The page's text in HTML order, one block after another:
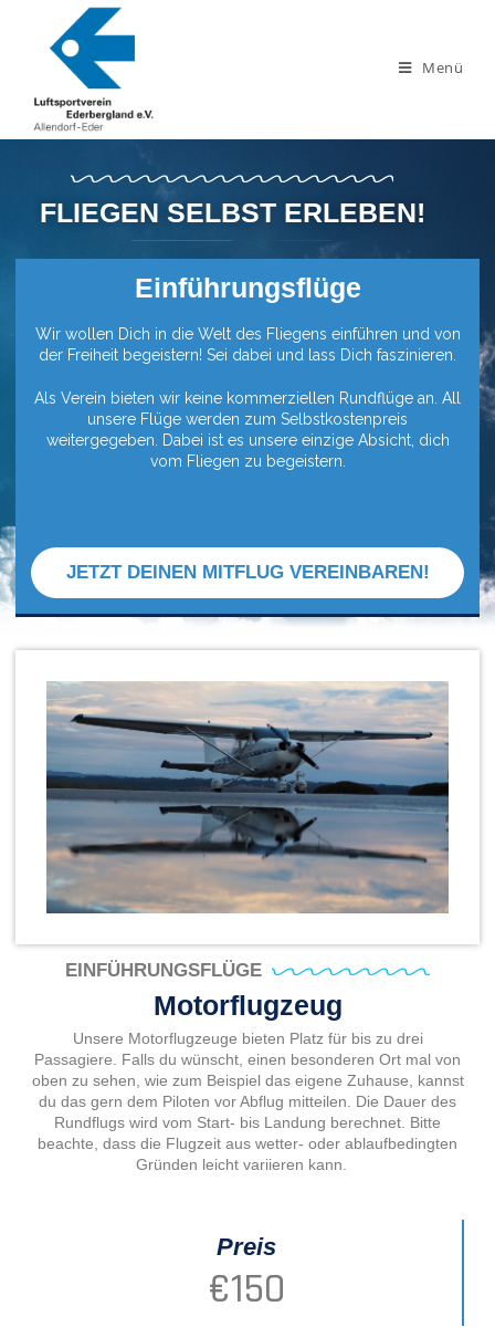
Menü
FLIEGEN SELBST ERLEBEN!
Einführungsflüge
Wir wollen Dich in die Welt des Fliegens einführen und von
der Freiheit begeistern! Sei dabei und lass Dich faszinieren.
Als Verein bieten wir keine kommerziellen Rundflüge an. All
unsere Flüge werden zum Selbstkostenpreis
weitergegeben. Dabei ist es unsere einzige Absicht, dich
vom Fliegen zu begeistern.
JETZT DEINEN MITFLUG VEREINBAREN!
EINFÜHRUNGSFLÜGE
Motorflugzeug
Unsere Motorflugzeuge bieten Platz für bis zu drei
Passagiere. Falls du wünscht, einen besonderen Ort mal von
oben zu sehen, wie zum Beispiel das eigene Zuhause, kannst
du das gern dem Piloten vor Abflug mitteilen. Die Dauer des
Rundflugs wird vom Start- bis Landung berechnet. Bitte
beachte, dass die Flugzeit aus wetter- oder ablaufbedingten
Gründen leicht variieren kann.
Preis
€150